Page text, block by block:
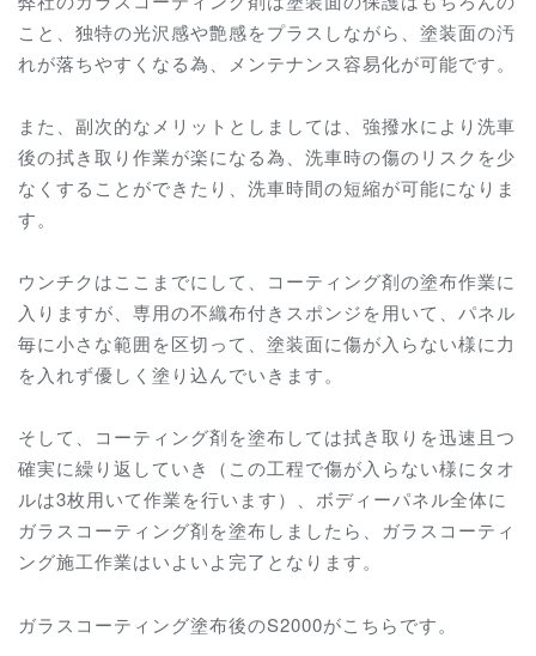
こと、独特の光沢感や艶感をプラスしながら、塗装面の汚
れが落ちやすくなる為、メンテナンス容易化が可能です。
また、副次的なメリットとしましては、強撥水により洗車
後の拭き取り作業が楽になる為、洗車時の傷のリスクを少
なくすることができたり、洗車時間の短縮が可能になりま
す。
ウンチクはここまでにして、コーティング剤の塗布作業に
入りますが、専用の不織布付きスポンジを用いて、パネル
毎に小さな範囲を区切って、塗装面に傷が入らない様に力
を入れず優しく塗り込んでいきます。
そして、コーティング剤を塗布しては拭き取りを迅速且つ
確実に繰り返していき（この工程で傷が入らない様にタオ
ルは3枚用いて作業を行います）、ボディーパネル全体に
ガラスコーティング剤を塗布しましたら、ガラスコーティ
ング施工作業はいよいよ完了となります。
ガラスコーティング塗布後のS2000がこちらです。